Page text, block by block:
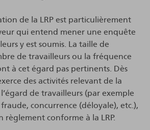
de la LRP est particulièrement
qui entend mener une enquête
y est soumis. La taille de
de travailleurs ou la fréquence
à cet égard pas pertinents. Dès
des activités relevant de la
de travailleurs (par exemple
concurrence (déloyale), etc.),
règlement conforme à la LRP.